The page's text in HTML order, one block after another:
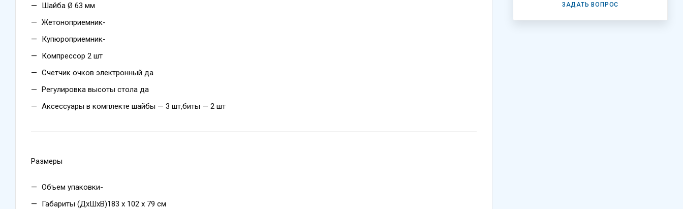
Шайба Ø 63 мм
Жетоноприемник-
Купюроприемник-
Компрессор 2 шт
Счетчик очков электронный да
Регулировка высоты стола да
Аксессуары в комплекте шайбы — 3 шт,биты — 2 шт
Размеры
Объем упаковки-
Габариты (ДхШхВ)183 х 102 х 79 см
ЗАДАТЬ ВОПРОС